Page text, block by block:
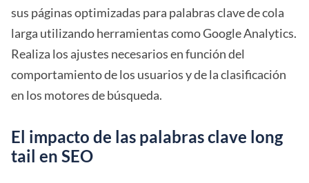
sus páginas optimizadas para palabras clave de cola
larga utilizando herramientas como Google Analytics.
Realiza los ajustes necesarios en función del
comportamiento de los usuarios y de la clasificación
en los motores de búsqueda.
El impacto de las palabras clave long
tail en SEO